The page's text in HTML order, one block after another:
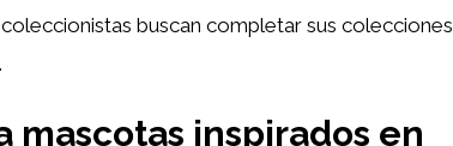
buscan completar sus colecciones
mascotas inspirados en